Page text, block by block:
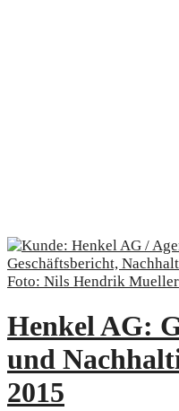
Henkel AG:
und
2015